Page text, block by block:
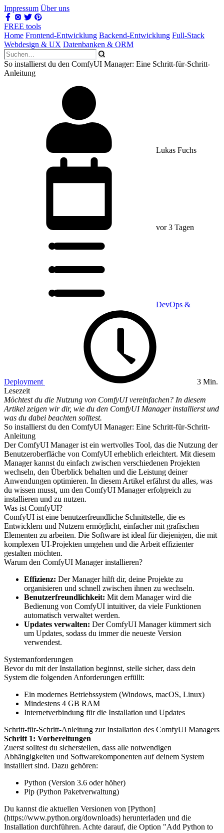
Impressum Über uns
FREE tools
Home Frontend-Entwicklung Backend-Entwicklung Full-Stack
Webdesign & UX Datenbanken & ORM
So installierst du den ComfyUI Manager: Eine Schritt-für-Schritt-
Anleitung
Lukas Fuchs
vor 3 Tagen
DevOps &
Deployment
3 Min.
Lesezeit
Möchtest du die Nutzung von ComfyUI vereinfachen? In diesem
Artikel zeigen wir dir, wie du den ComfyUI Manager installierst und
was du dabei beachten solltest.
So installierst du den ComfyUI Manager: Eine Schritt-für-Schritt-
Anleitung
Der ComfyUI Manager ist ein wertvolles Tool, das die Nutzung der
Benutzeroberfläche von ComfyUI erheblich erleichtert. Mit diesem
Manager kannst du einfach zwischen verschiedenen Projekten
wechseln, den Überblick behalten und die Leistung deiner
Anwendungen optimieren. In diesem Artikel erfährst du alles, was
du wissen musst, um den ComfyUI Manager erfolgreich zu
installieren und zu nutzen.
Was ist ComfyUI?
ComfyUI ist eine benutzerfreundliche Schnittstelle, die es
Entwicklern und Nutzern ermöglicht, einfacher mit grafischen
Elementen zu arbeiten. Die Software ist ideal für diejenigen, die mit
komplexen UI-Projekten umgehen und die Arbeit effizienter
gestalten möchten.
Warum den ComfyUI Manager installieren?
Effizienz: Der Manager hilft dir, deine Projekte zu
organisieren und schnell zwischen ihnen zu wechseln.
Benutzerfreundlichkeit: Mit dem Manager wird die
Bedienung von ComfyUI intuitiver, da viele Funktionen
automatisch verwaltet werden.
Updates verwalten: Der ComfyUI Manager kümmert sich
um Updates, sodass du immer die neueste Version
verwendest.
Systemanforderungen
Bevor du mit der Installation beginnst, stelle sicher, dass dein
System die folgenden Anforderungen erfüllt:
Ein modernes Betriebssystem (Windows, macOS, Linux)
Mindestens 4 GB RAM
Internetverbindung für die Installation und Updates
Schritt-für-Schritt-Anleitung zur Installation des ComfyUI Managers
Schritt 1: Vorbereitungen
Zuerst solltest du sicherstellen, dass alle notwendigen
Abhängigkeiten und Softwarekomponenten auf deinem System
installiert sind. Dazu gehören:
Python (Version 3.6 oder höher)
Pip (Python Paketverwaltung)
Du kannst die aktuellen Versionen von [Python]
(https://www.python.org/downloads) herunterladen und die
Installation durchführen. Achte darauf, die Option "Add Python to